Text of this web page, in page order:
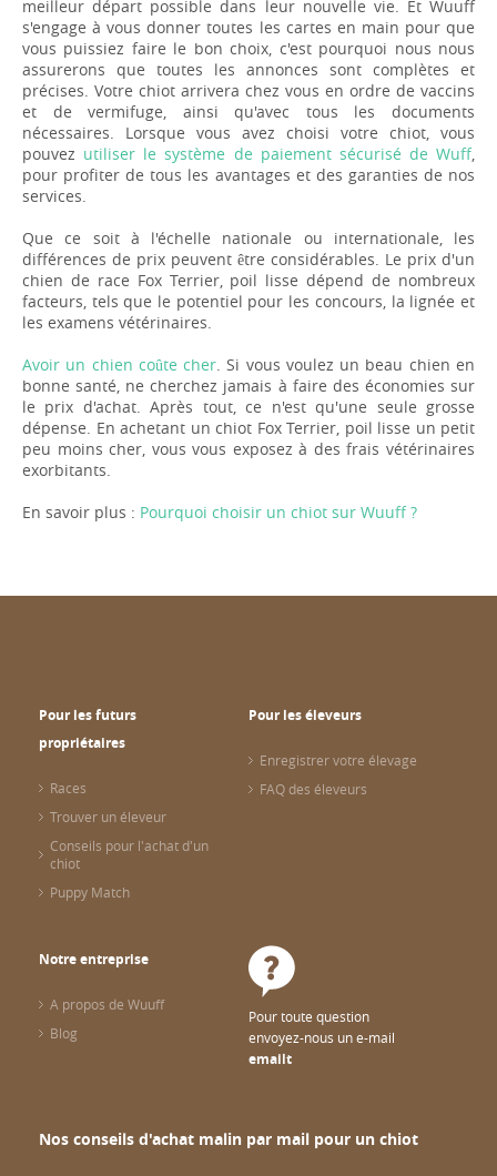
meilleur départ possible dans leur nouvelle vie. Et Wuuff
s'engage à vous donner toutes les cartes en main pour que
vous puissiez faire le bon choix, c'est pourquoi nous nous
assurerons que toutes les annonces sont complètes et
précises. Votre chiot arrivera chez vous en ordre de vaccins
et de vermifuge, ainsi qu'avec tous les documents
nécessaires. Lorsque vous avez choisi votre chiot, vous
pouvez utiliser le système de paiement sécurisé de Wuff,
pour profiter de tous les avantages et des garanties de nos
services.
Que ce soit à l'échelle nationale ou internationale, les
différences de prix peuvent être considérables. Le prix d'un
chien de race Fox Terrier, poil lisse dépend de nombreux
facteurs, tels que le potentiel pour les concours, la lignée et
les examens vétérinaires.
Avoir un chien coûte cher . Si vous voulez un beau chien en
bonne santé, ne cherchez jamais à faire des économies sur
le prix d'achat. Après tout, ce n'est qu'une seule grosse
dépense. En achetant un chiot Fox Terrier, poil lisse un petit
peu moins cher, vous vous exposez à des frais vétérinaires
exorbitants.
En savoir plus : Pourquoi choisir un chiot sur Wuuff ?
Pour les futurs
propriétaires
Races
Trouver un éleveur
Conseils pour l'achat d'un
chiot
Puppy Match
Pour les éleveurs
Enregistrer votre élevage
FAQ des éleveurs
Notre entreprise
A propos de Wuuff
Blog
Pour toute question
envoyez-nous un e-mail
emailt
Nos conseils d'achat malin par mail pour un chiot